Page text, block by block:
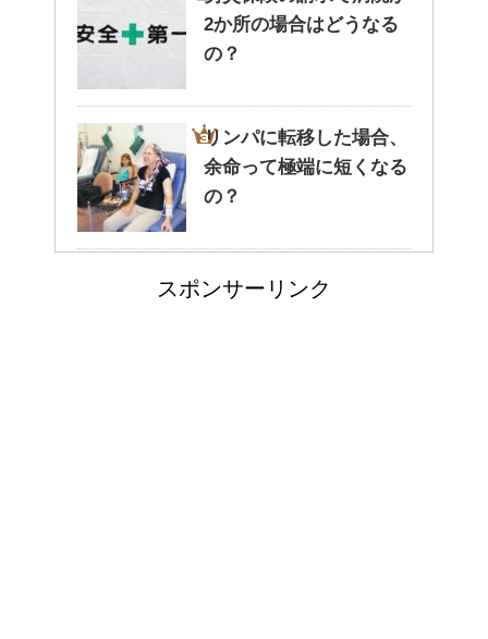
腹痛、しかも激痛・吐き気もあ
癒しを与えてくれるメダカ。そ
の産卵時期はいつ？
2か所の場合はどうなる
の？
リンパに転移した場合、
余命って極端に短くなる
の？
副交感神経が優位だと、
スポンサーリンク